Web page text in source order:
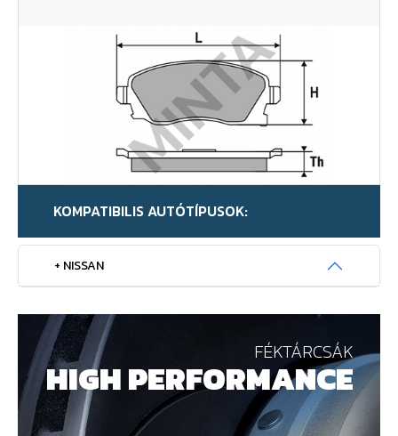
KOMPATIBILIS AUTÓTÍPUSOK:
+ NISSAN
FÉKTÁRCSÁK
HIGH PERFORMANCE